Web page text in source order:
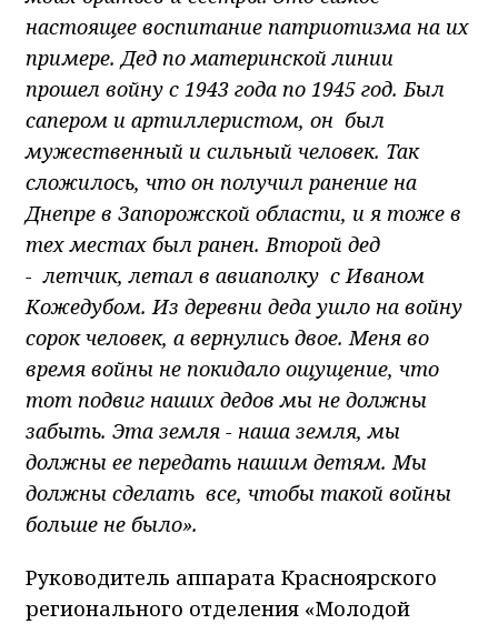
настоящее воспитание патриотизма на их
примере. Дед по материнской линии
прошел войну с 1943 года по 1945 год. Был
сапером и артиллеристом, он был
мужественный и сильный человек. Так
сложилось, что он получил ранение на
Днепре в Запорожской области, и я тоже в
тех местах был ранен. Второй дед
- летчик, летал в авиаполку с Иваном
Кожедубом. Из деревни деда ушло на войну
сорок человек, а вернулись двое. Меня во
время войны не покидало ощущение, что
тот подвиг наших дедов мы не должны
забыть. Эта земля - наша земля, мы
должны ее передать нашим детям. Мы
должны сделать все, чтобы такой войны
больше не было».
Руководитель аппарата Красноярского
регионального отделения «Молодой